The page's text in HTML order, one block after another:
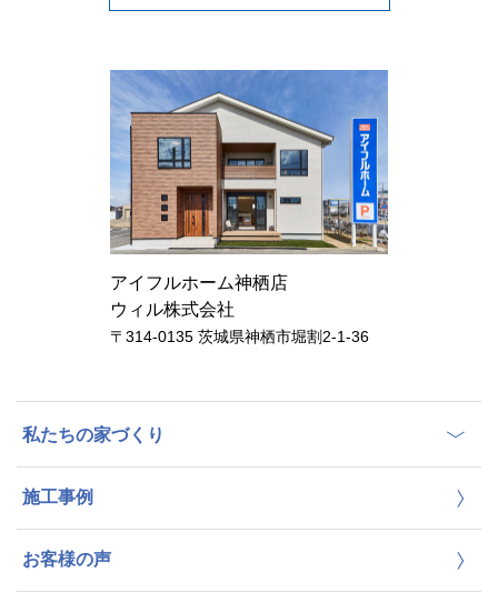
アイフルホーム神栖店
ウィル株式会社
〒314-0135 茨城県神栖市堀割2-1-36
私たちの家づくり
施工事例
お客様の声